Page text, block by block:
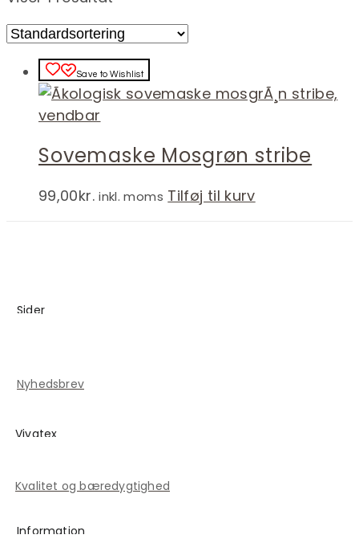
Save to Wishlist
Sovemaske Mosgrøn stribe
99,00kr. inkl. moms Tilføj til kurv
Sider
Nyhedsbrev
Vivatex
Kvalitet og bæredygtighed
Information